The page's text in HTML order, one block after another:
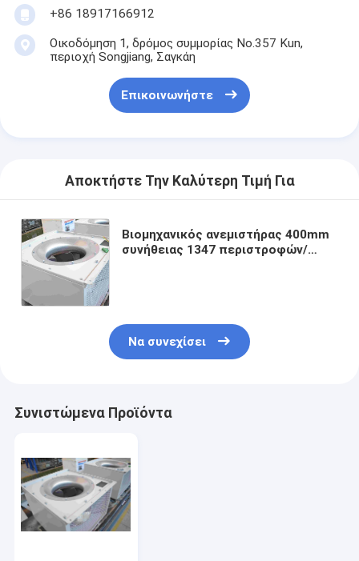
+86 18917166912
Οικοδόμηση 1, δρόμος συμμορίας No.357 Kun,
περιοχή Songjiang, Σαγκάη
Επικοινωνήστε
Αποκτήστε Την Καλύτερη Τιμή Για
Βιομηχανικός ανεμιστήρας 400mm
συνήθειας 1347 περιστροφών/
Να συνεχίσει
Συνιστώμενα Προϊόντα